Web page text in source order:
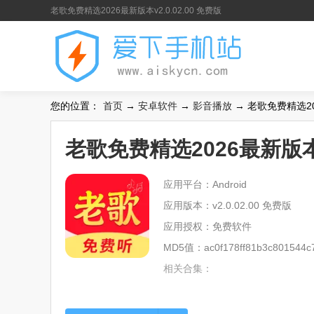
老歌免费精选2026最新版本v2.0.02.00 免费版
您的位置： 首页 → 安卓软件 → 影音播放 → 老歌免费精选
老歌免费精选2026最新版
应用平台：Android
应用版本：v2.0.02.00 免费版
应用授权：免费软件
MD5值：
相关合集：